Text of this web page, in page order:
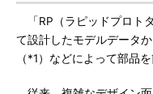
「RP（ラピッドプロト
て設計したモデルデータ
（*1）などによって部品